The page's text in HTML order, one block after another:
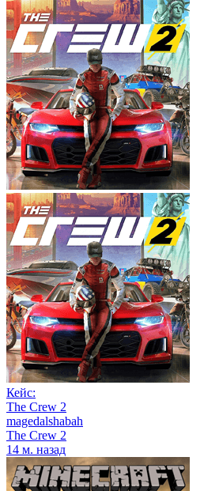
Кейс:
The Crew 2
magedalshabah
The Crew 2
14 м. назад